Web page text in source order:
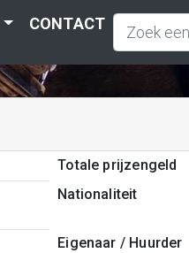
CONTACT
Totale prijzengeld
Nationaliteit
Eigenaar / Huurder